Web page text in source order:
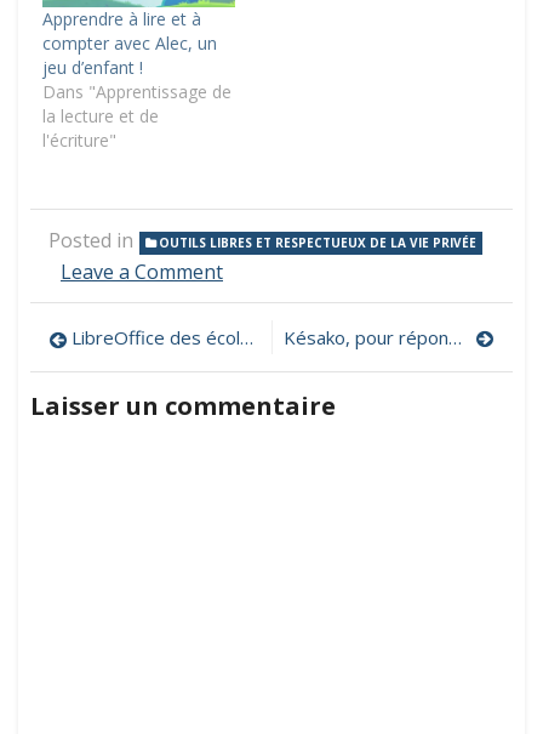
Apprendre à lire et à
compter avec Alec, un
jeu d’enfant !
Dans "Apprentissage de
la lecture et de
l'écriture"
Posted in OUTILS LIBRES ET RESPECTUEUX DE LA VIE PRIVÉE
Leave a Commenton
environnement
informatique
pour
Navigation
de
l’article
LibreOffice des écoles V2, un traitement de textes simplifié pour les élèves Késako, pour répondre aux questions scientifiques que tout le monde se pose
Laisser un commentaire